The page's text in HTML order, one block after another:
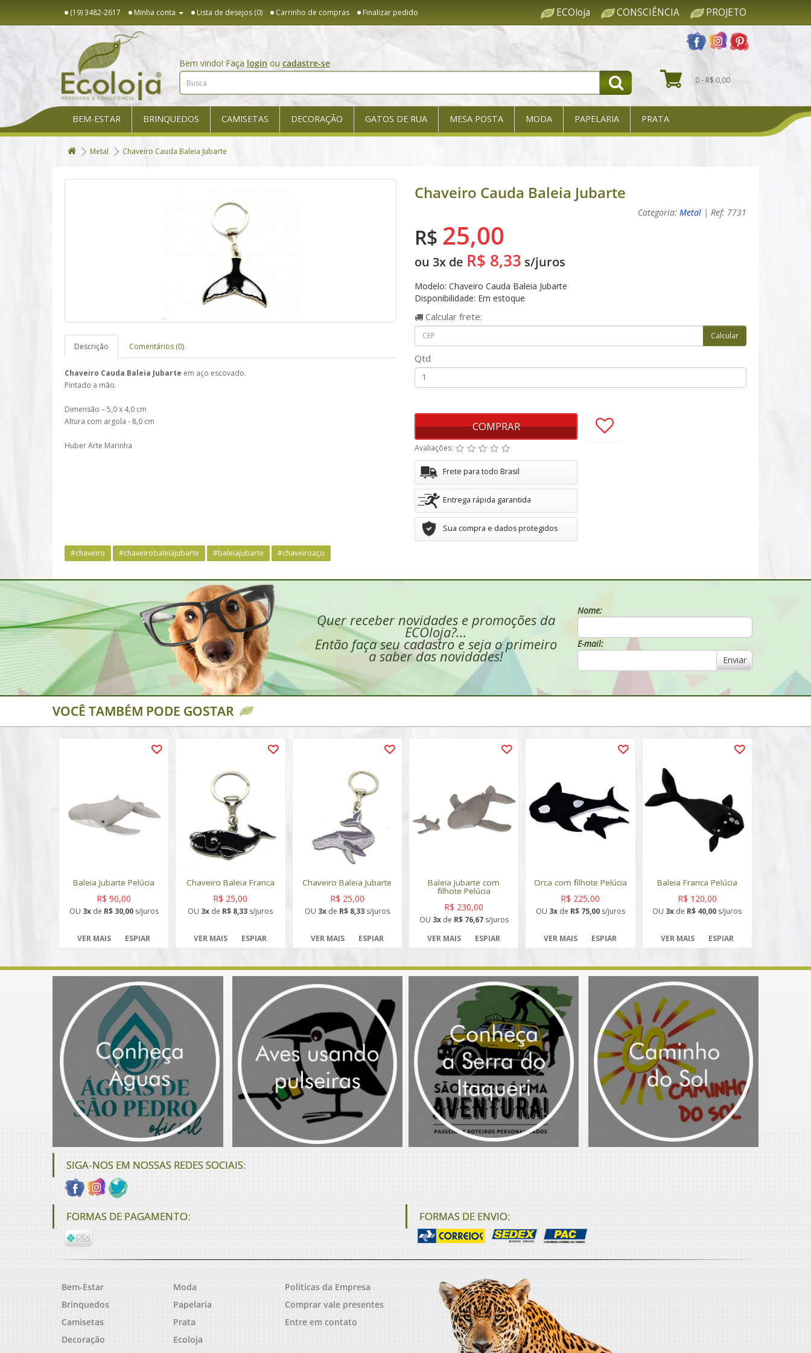
(19) 3482-2617 Minha conta Lista de desejos (0) Carrinho de compras Finalizar pedido ECOloja CONSCIÊNCIA PROJETO
Bem vindo! Faça login ou cadastre-se
0 - R$ 0,00
BEM-ESTAR BRINQUEDOS CAMISETAS DECORAÇÃO GATOS DE RUA MESA POSTA MODA PAPELARIA PRATA
Metal Chaveiro Cauda Baleia Jubarte
Descrição Comentários (0)
Chaveiro Cauda Baleia Jubarte em aço escovado.
Pintado a mão.
Dimensão – 5,0 x 4,0 cm
Altura com argola - 8,0 cm
Huber Arte Marinha
Chaveiro Cauda Baleia Jubarte
Categoria: Metal | Ref: 7731
R$ 25,00
ou 3x de R$ 8,33 s/juros
Modelo: Chaveiro Cauda Baleia Jubarte
Disponibilidade: Em estoque
Calcular frete:
Qtd
COMPRAR
Avaliações:
Frete para todo Brasil
Entrega rápida garantida
Sua compra e dados protegidos
#chaveiro #chaveirobaleiajubarte #baleiajubarte #chaveiroaço
Quer receber novidades e promoções da
ECOloja?...
Então faça seu cadastro e seja o primeiro
a saber das novidades!
Nome:
E-mail:
Enviar
VOCÊ TAMBÉM PODE GOSTAR
Baleia Jubarte Pelúcia
R$ 90,00
OU 3xde R$ 30,00s/juros
VER MAIS ESPIAR
Chaveiro Baleia Franca
R$ 25,00
OU 3x de R$ 8,33 s/juros
VER MAIS ESPIAR
Chaveiro Baleia Jubarte
R$ 25,00
OU 3xde R$ 8,33s/juros
VER MAIS ESPIAR
Baleia Jubarte com
filhote Pelúcia
R$ 230,00
OU 3xde R$ 76,67s/juros
VER MAIS
ESPIAR
Orca com filhote Pelúcia
R$ 225,00
OU 3xde R$ 75,00s/juros
VER MAIS ESPIAR
Baleia Franca Pelúcia
R$ 120,00
OU 3x de R$ 40,00 s/juros
VER MAIS ESPIAR
SIGA-NOS EM NOSSAS REDES SOCIAIS:
FORMAS DE PAGAMENTO: FORMAS DE ENVIO:
Bem-Estar
Brinquedos
Camisetas
Decoração
Moda
Papelaria
Prata
Ecoloja
Políticas da Empresa
Comprar vale presentes
Entre em contato